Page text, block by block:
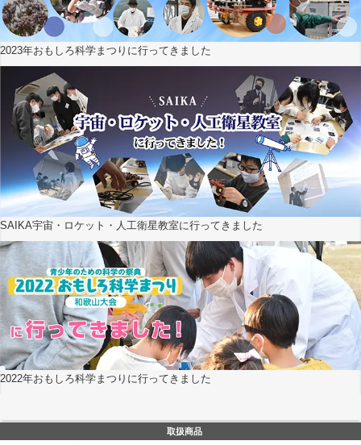
2023年おもしろ科学まつりに行ってきました
SAIKA宇宙・ロケット・人工衛星教室に行ってきました
2022年おもしろ科学まつりに行ってきました
取扱商品